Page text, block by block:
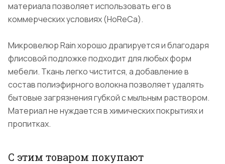
материала позволяет использовать его в
коммерческих условиях (HoReCa).
Микровелюр Rain хорошо драпируется и благодаря
флисовой подложке подходит для любых форм
мебели. Ткань легко чистится, а добавление в
состав полиэфирного волокна позволяет удалять
бытовые загрязнения губкой с мыльным раствором.
Материал не нуждается в химических покрытиях и
пропитках.
С этим товаром покупают